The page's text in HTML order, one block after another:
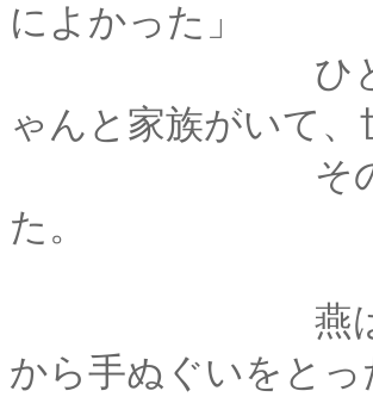
によかった」
ひとりぼっち
ゃんと家族がいて
その事を、今
た。
燕は少しため
から手ぬぐいをとっ